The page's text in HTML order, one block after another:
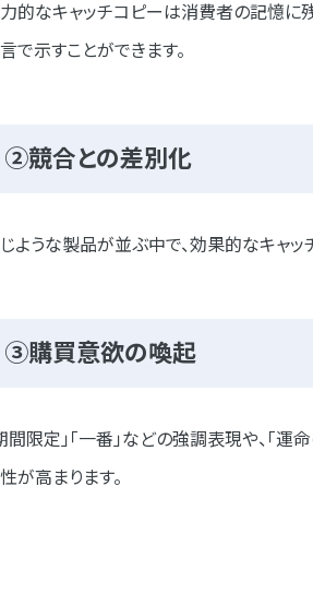
的なキャッチコピーは消費者の記憶に残
で示すことができます。
②競合との差別化
ような製品が並ぶ中で、効果的なキャ
③購買意欲の喚起
間限定」「一番」などの強調表現や、「
が高まります。